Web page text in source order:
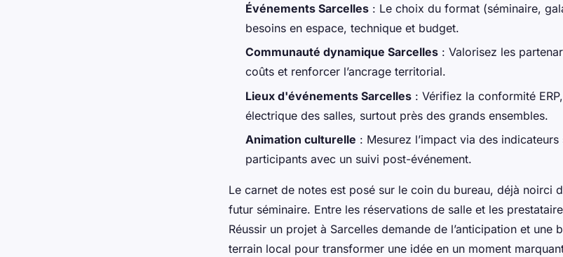
Événements Sarcelles : Le choix du format (séminaire,
besoins en espace, technique et budget.
Communauté dynamique Sarcelles : Valorisez les
coûts et renforcer l’ancrage territorial.
Lieux d'événements Sarcelles : Vérifiez la conformité
électrique des salles, surtout près des grands ensembles.
Animation culturelle : Mesurez l’impact via des
participants avec un suivi post-événement.
Le carnet de notes est posé sur le coin du bureau, déjà noirci
futur séminaire. Entre les réservations de salle et les
Réussir un projet à Sarcelles demande de l’anticipation et une
terrain local pour transformer une idée en un moment